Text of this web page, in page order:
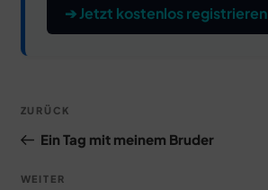
➔ Jetzt kostenlos registrieren
Beitragsnavigation
Vorheriger
Beitrag
ZURÜCK
Ein Tag mit meinem Bruder
Nächster
WEITER